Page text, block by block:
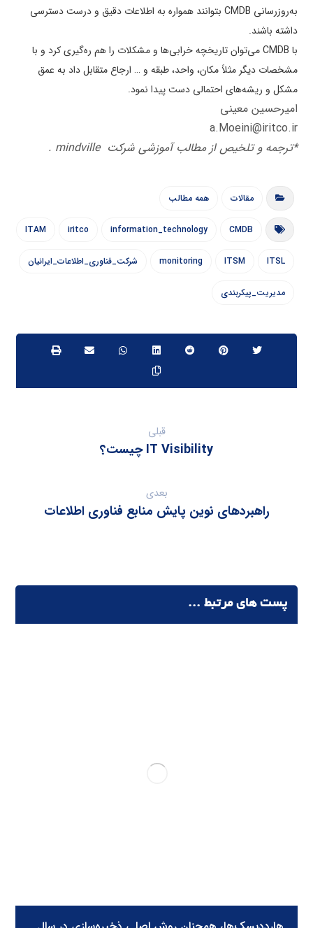
به‌­روزرسانی CMDB بتوانند همواره به اطلاعات دقیق و درست دسترسی
داشته باشند.
با CMDB می‌توان تاریخچه خرابی‌­ها و مشکلات را هم ره‌گیری کرد و با
مشخصات دیگر مثلاً مکان، واحد، طبقه و … ارجاع متقابل داد به عمق
مشکل و ریشه­‌های احتمالی دست پیدا نمود.
امیرحسین معینی
a.Moeini@iritco.ir
*ترجمه و تلخیص از مطالب آموزشی شرکت mindville .
مقالات همه مطالب
CMDB
information_technology
iritco
ITAM
ITSL
ITSM
monitoring شرکت_فناوری_اطلاعات_ایرانیان
مدیریت_پیکربندی
قبلی
IT Visibility چیست؟
بعدی
راهبردهای نوین پایش منابع فناوری اطلاعات
پست های مرتبط ...